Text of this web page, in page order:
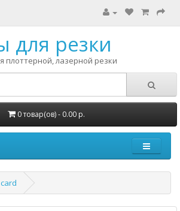
для резки
плоттерной, лазерной резки
0 товар(ов) - 0.00 р.